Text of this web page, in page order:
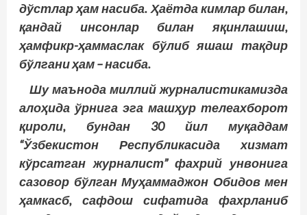
дўстлар ҳам насиба. Ҳаётда кимлар билан,
қандай инсонлар билан яқинлашиш,
ҳамфикр-ҳаммаслак бўлиб яшаш тақдир
бўлгани ҳам – насиба.
Шу маънода миллий журналистикамизда
алоҳида ўрнига эга машҳур телеахборот
қироли, бундан 30 йил муқаддам
“Ўзбекистон Республикасида хизмат
кўрсатган журналист” фахрий унвонига
сазовор бўлган Муҳаммаджон Обидов мен
ҳамкасб, сафдош сифатида фахрланиб